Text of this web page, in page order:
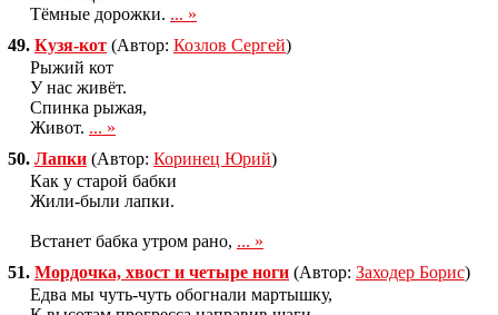
Тёмные дорожки. ... »
49. Кузя-кот (Автор: Козлов Сергей)
Рыжий кот
У нас живёт.
Спинка рыжая,
Живот. ... »
50. Лапки (Автор: Коринец Юрий)
Как у старой бабки
Жили-были лапки.
Встанет бабка утром рано, ... »
51. Мордочка, хвост и четыре ноги (Автор: Заходер Борис)
Едва мы чуть-чуть обогнали мартышку,